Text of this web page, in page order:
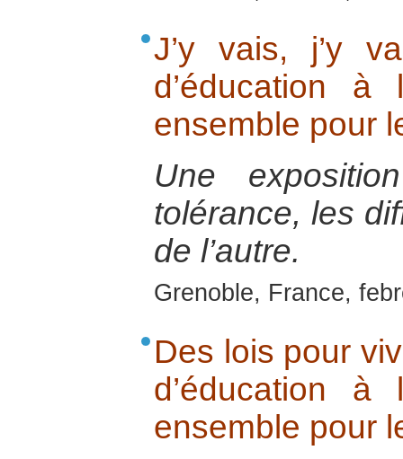
J’y vais, j’y
d’éducation
ensemble pour
Une
tolérance, les
de l’autre.
Grenoble, France,
Des lois pour
d’éducation
ensemble pour